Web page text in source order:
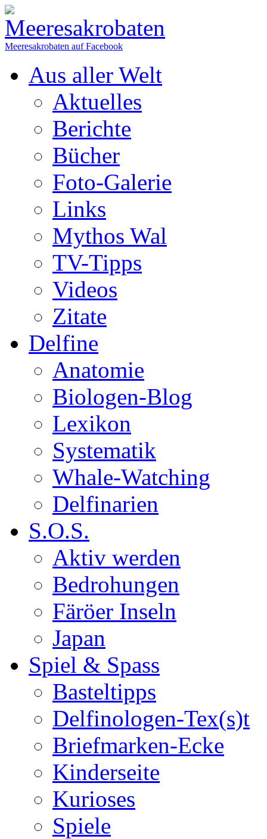
Meeresakrobaten auf Facebook
Aus aller Welt
Aktuelles
Berichte
Bücher
Foto-Galerie
Links
Mythos Wal
TV-Tipps
Videos
Zitate
Delfine
Anatomie
Biologen-Blog
Lexikon
Systematik
Whale-Watching
Delfinarien
S.O.S.
Aktiv werden
Bedrohungen
Färöer Inseln
Japan
Spiel & Spass
Basteltipps
Delfinologen-Tex(s)t
Briefmarken-Ecke
Kinderseite
Kurioses
Spiele